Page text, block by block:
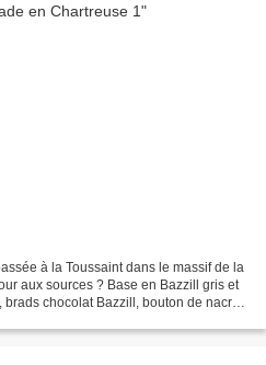
à la Toussaint dans le massif de la
aux sources ? Base en Bazzill gris et
chocolat Bazzill, bouton de nacre